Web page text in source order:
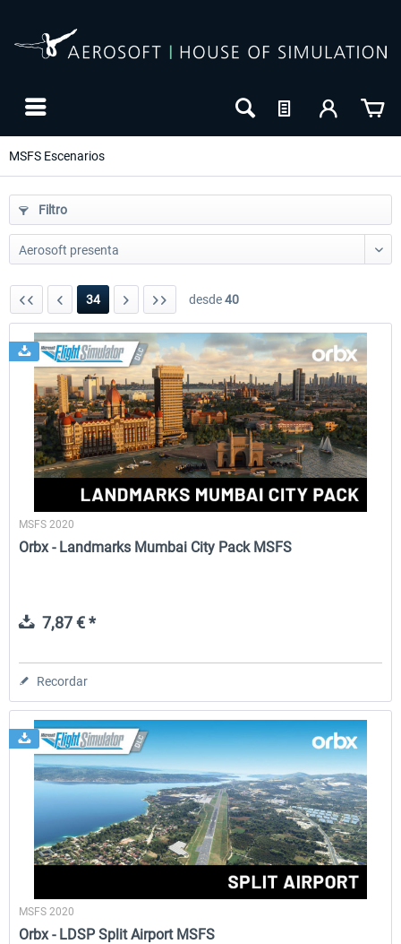
MSFS Escenarios
Aerosoft Mega Airport Brussels
25,37 € *
Aerosoft Airport Cologne/
Filtro
34 desde40
MSFS 2020
Orbx - Landmarks Mumbai City Pack MSFS
7,87 € *
Recordar
MSFS 2020
Orbx - LDSP Split Airport MSFS